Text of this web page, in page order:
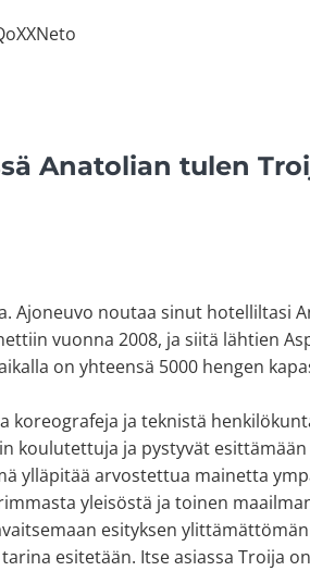
Anatolian tulen
Ajoneuvo noutaa sinut hotelliltasi
vuonna 2008, ja siitä lähtien
on yhteensä 5000 hengen
koreografeja ja teknistä
koulutettuja ja pystyvät
ylläpitää arvostettua mainetta
yleisöstä ja toinen
esityksen
esitetään. Itse asiassa Troija